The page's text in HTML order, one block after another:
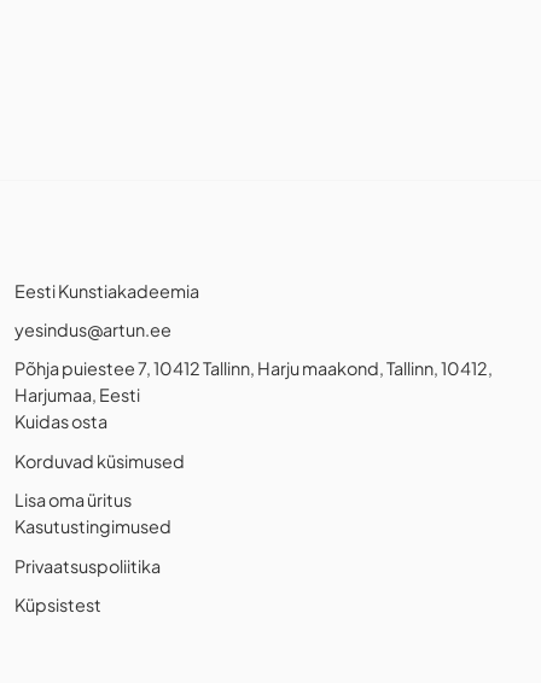
Eesti Kunstiakadeemia
yesindus@artun.ee
Põhja puiestee 7, 10412 Tallinn, Harju maakond, Tallinn, 10412,
Harjumaa, Eesti
Kuidas osta
Korduvad küsimused
Lisa oma üritus
Kasutustingimused
Privaatsuspoliitika
Küpsistest